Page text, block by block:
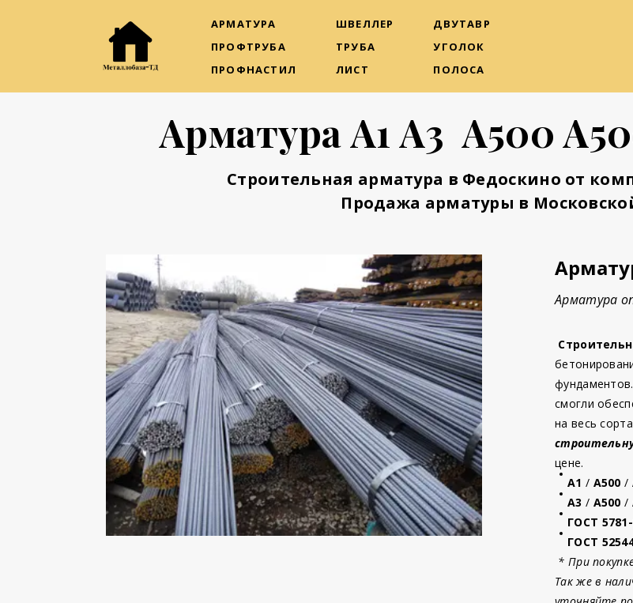
АРМАТУРА
ПРОФТРУБА
ПРОФНАСТИЛ
ШВЕЛЛЕР
ТРУБА
ЛИСТ
ДВУТАВР
УГОЛОК
ПОЛОСА
Арматура А1 А3 А500
Строительная арматура в Федоскино от
Продажа арматуры в
Арматура
смогли
на весь
цене.
А1 / А500 /
А3 / А500 /
ГОСТ
ГОСТ
* При
Так же в